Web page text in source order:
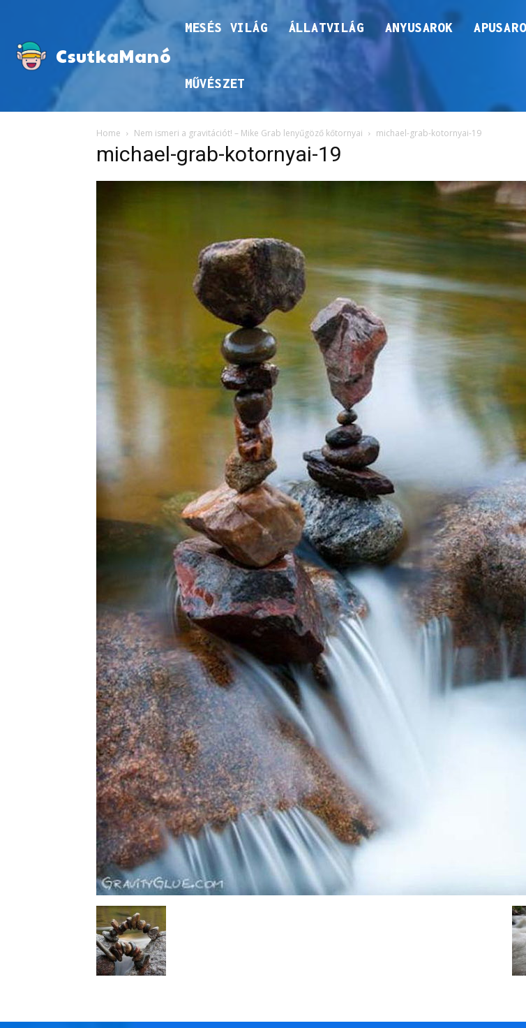
CsutkaManó
MESÉS VILÁG ÁLLATVILÁG ANYUSAROK
MŰVÉSZET
Home Nem ismeri a gravitációt! – Mike Grab lenyűgöző kőtornyai michael-grab-kotornyai-19
michael-grab-kotornyai-19